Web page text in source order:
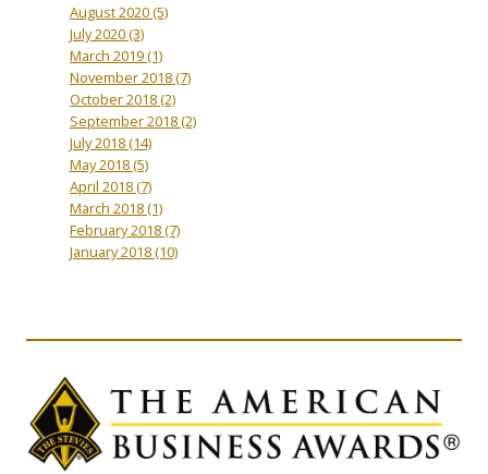
August 2020(5)
July 2020(3)
March 2019(1)
November 2018(7)
October 2018(2)
September 2018(2)
July 2018(14)
May 2018(5)
April 2018(7)
March 2018(1)
February 2018(7)
January 2018(10)